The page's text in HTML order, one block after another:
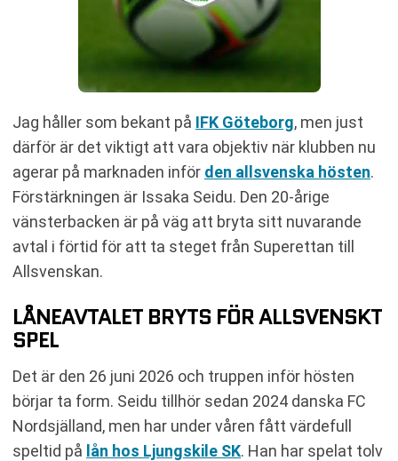
Jag håller som bekant på IFK Göteborg, men just
därför är det viktigt att vara objektiv när klubben nu
agerar på marknaden inför den allsvenska hösten.
Förstärkningen är Issaka Seidu. Den 20-årige
vänsterbacken är på väg att bryta sitt nuvarande
avtal i förtid för att ta steget från Superettan till
Allsvenskan.
LÅNEAVTALET BRYTS FÖR ALLSVENSKT
SPEL
Det är den 26 juni 2026 och truppen inför hösten
börjar ta form. Seidu tillhör sedan 2024 danska FC
Nordsjälland, men har under våren fått värdefull
speltid på lån hos Ljungskile SK. Han har spelat tolv